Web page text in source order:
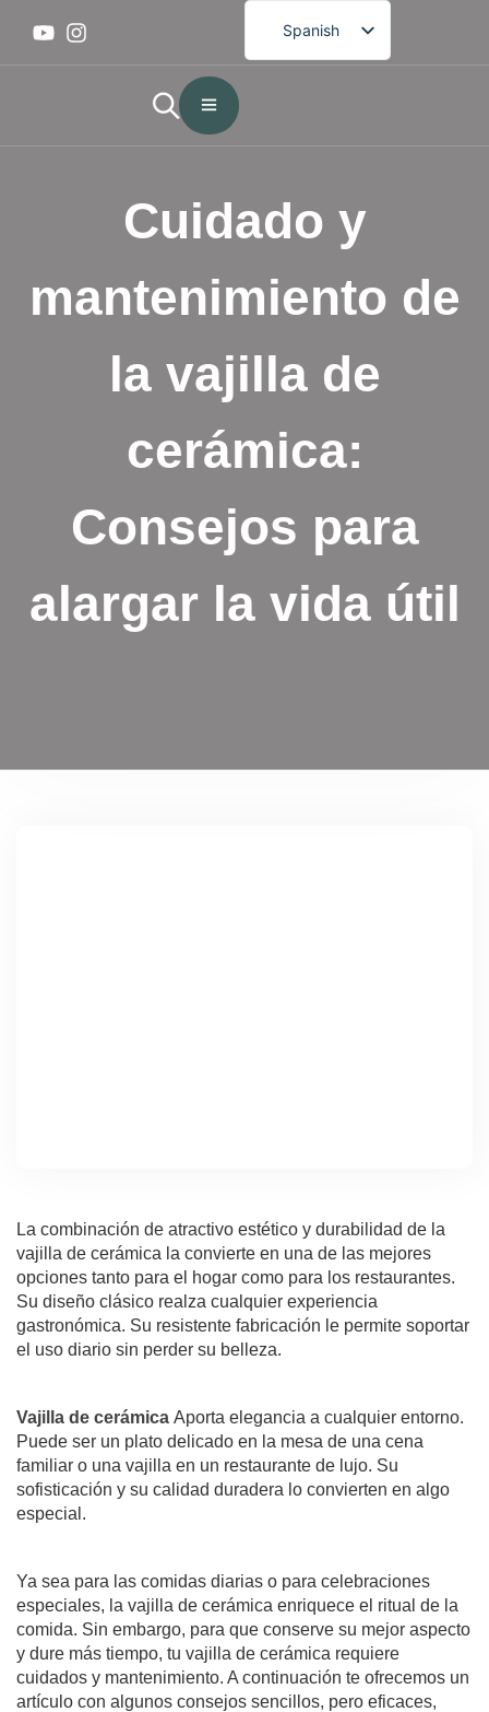
Spanish
English
Arabic
Japanese
Cuidado y
mantenimiento de
la vajilla de
cerámica:
Consejos para
alargar la vida útil
La combinación de atractivo estético y durabilidad de la
vajilla de cerámica la convierte en una de las mejores
opciones tanto para el hogar como para los restaurantes.
Su diseño clásico realza cualquier experiencia
gastronómica. Su resistente fabricación le permite soportar
el uso diario sin perder su belleza.
Vajilla de cerámica Aporta elegancia a cualquier entorno.
Puede ser un plato delicado en la mesa de una cena
familiar o una vajilla en un restaurante de lujo. Su
sofisticación y su calidad duradera lo convierten en algo
especial.
Ya sea para las comidas diarias o para celebraciones
especiales, la vajilla de cerámica enriquece el ritual de la
comida. Sin embargo, para que conserve su mejor aspecto
y dure más tiempo, tu vajilla de cerámica requiere
cuidados y mantenimiento. A continuación te ofrecemos un
artículo con algunos consejos sencillos, pero eficaces,